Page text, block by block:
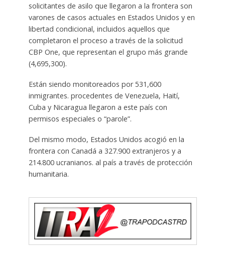
solicitantes de asilo que llegaron a la frontera son
varones de casos actuales en Estados Unidos y en
libertad condicional, incluidos aquellos que
completaron el proceso a través de la solicitud
CBP One, que representan el grupo más grande
(4,695,300).
Están siendo monitoreados por 531,600
inmigrantes. procedentes de Venezuela, Haití,
Cuba y Nicaragua llegaron a este país con
permisos especiales o “parole”.
Del mismo modo, Estados Unidos acogió en la
frontera con Canadá a 327.900 extranjeros y a
214.800 ucranianos. al país a través de protección
humanitaria.